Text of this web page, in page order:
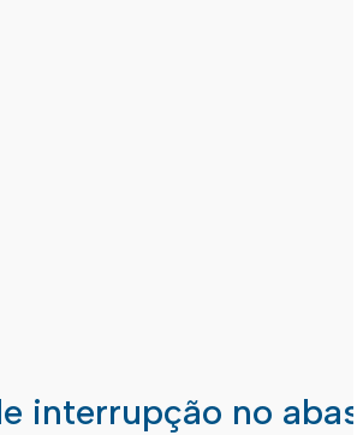
interrupção no